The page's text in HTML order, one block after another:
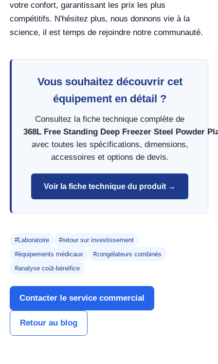
votre confort, garantissant les prix les plus
compétitifs. N'hésitez plus, nous donnons vie à la
science, il est temps de rejoindre notre communauté.
Vous souhaitez découvrir cet
équipement en détail ?
Consultez la fiche technique complète de
368L Free Standing Deep Freezer Steel Powder
avec toutes les spécifications, dimensions,
accessoires et options de devis.
Voir la fiche technique du produit →
#Laboratoire
#retour sur investissement
#équipements médicaux
#congélateurs combinés
#analyse coût-bénéfice
Contacter le service commercial
Retour au blog